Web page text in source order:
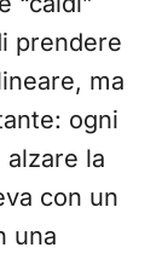
prendere
ma
ogni
alzare la
con un
una